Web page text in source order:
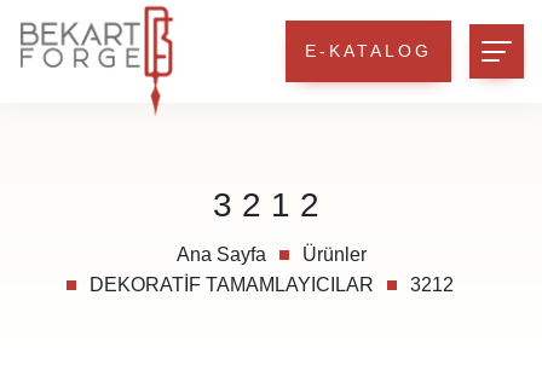
E-KATALOG
3212
Ana Sayfa
Ürünler
DEKORATİF TAMAMLAYICILAR
3212